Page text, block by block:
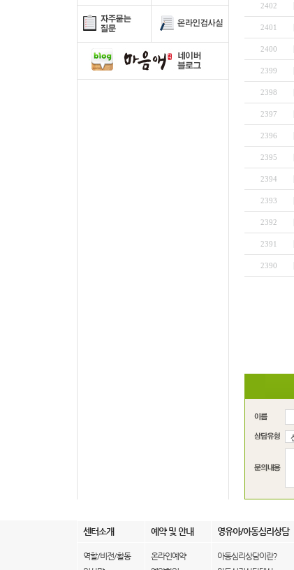
2402
2401
2400
2399
2398
2397
2396
2395
2394
2393
2392
2391
2390
센터소개 예약 및 안내 영유아/아동심리상담
역할/비전/활동
온라인예약
아동심리상담이란?